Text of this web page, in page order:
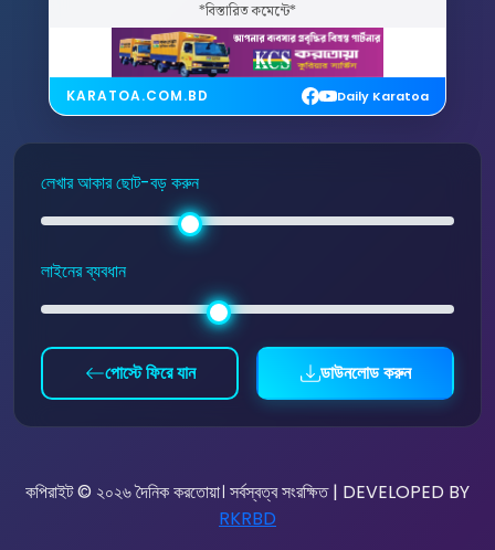
*বিস্তারিত কমেন্টে*
KARATOA.COM.BD Daily Karatoa
লেখার আকার ছোট-বড় করুন
লাইনের ব্যবধান
পোস্টে ফিরে যান ডাউনলোড করুন
কপিরাইট © ২০২৬ দৈনিক করতোয়া। সর্বস্বত্ব সংরক্ষিত | DEVELOPED BY
RKRBD